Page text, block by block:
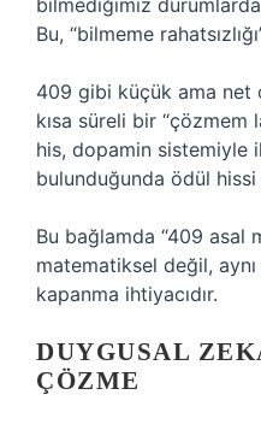
bilmediğimiz
Bu, “bilmeme
409 gibi küçük ama net
kısa süreli bir “çözmem
his, dopamin sistemiyle
bulunduğunda ödül hissi
Bu bağlamda “409 asal
matematiksel değil,
kapanma ihtiyacıdır.
DUYGUSAL
ÇÖZME